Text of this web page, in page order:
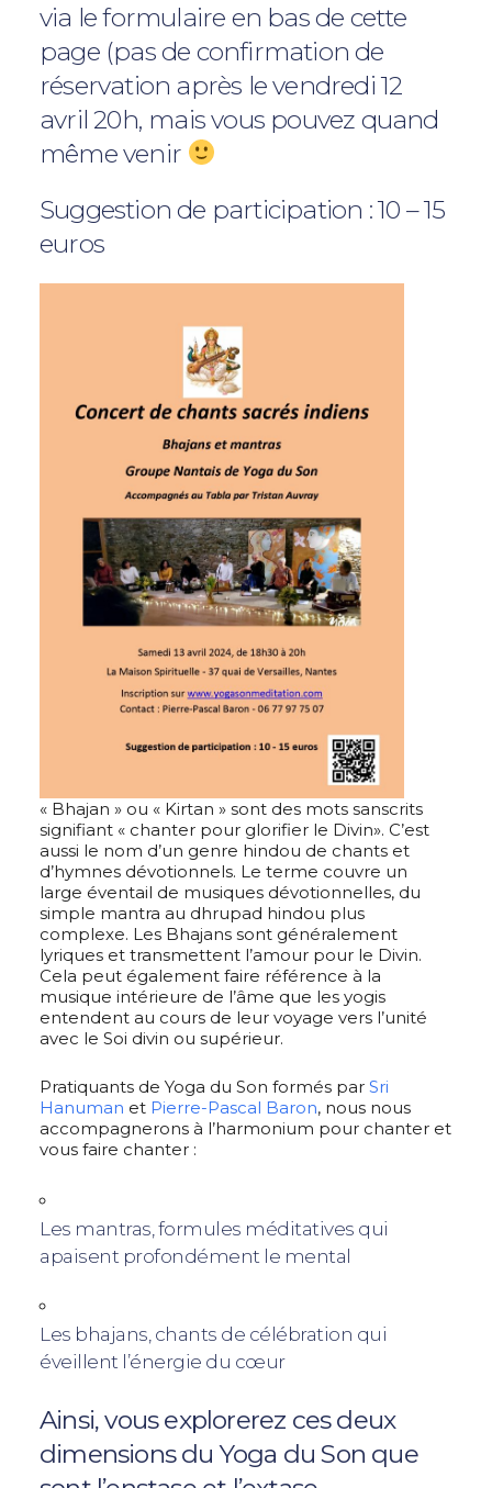
via le formulaire en bas de cette
page (pas de confirmation de
réservation après le vendredi 12
avril 20h, mais vous pouvez quand
même venir
Suggestion de participation : 10 – 15
euros
« Bhajan » ou « Kirtan » sont des mots sanscrits
signifiant « chanter pour glorifier le Divin». C’est
aussi le nom d’un genre hindou de chants et
d’hymnes dévotionnels. Le terme couvre un
large éventail de musiques dévotionnelles, du
simple mantra au dhrupad hindou plus
complexe. Les Bhajans sont généralement
lyriques et transmettent l’amour pour le Divin.
Cela peut également faire référence à la
musique intérieure de l’âme que les yogis
entendent au cours de leur voyage vers l’unité
avec le Soi divin ou supérieur.
Pratiquants de Yoga du Son formés par Sri
Hanuman et Pierre-Pascal Baron, nous nous
accompagnerons à l’harmonium pour chanter et
vous faire chanter :
Les mantras, formules méditatives qui
apaisent profondément le mental
Les bhajans, chants de célébration qui
éveillent l’énergie du cœur
Ainsi, vous explorerez ces deux
dimensions du Yoga du Son que